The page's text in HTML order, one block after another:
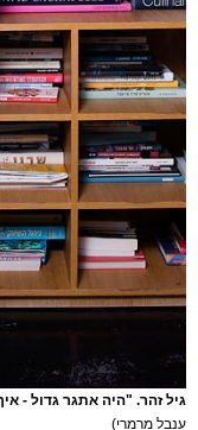
גיל זהר. "היה אתגר גדול -
ענבל מרמרי)